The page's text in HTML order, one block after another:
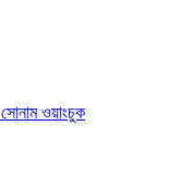
ওয়াংচুক